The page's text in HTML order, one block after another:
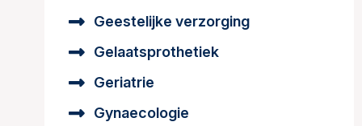
Geestelijke verzorging
Gelaatsprothetiek
Geriatrie
Gynaecologie